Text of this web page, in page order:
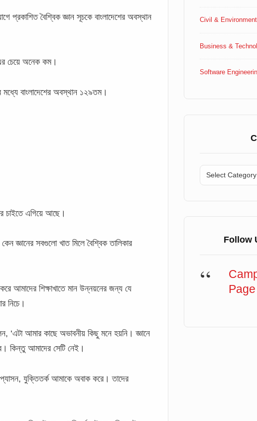
প্রকাশিত বৈশ্বিক জ্ঞান সূচকে বাংলাদেশের অবস্থান
চেয়ে অনেক কম।
মধ্যে বাংলাদেশের অবস্থান ১২৯তম।
চাইতে এগিয়ে আছে।
জ্ঞানের সবগুলো খাত মিলে বৈশ্বিক তালিকার
আমাদের শিক্ষাখাতে মান উন্নয়নের জন্য যে
নিচে।
‘এটা আমার কাছে অভাবনীয় কিছু মনে হয়নি। জ্ঞানে
কিন্তু আমাদের সেটি নেই।
যুক্তিতর্ক আমাকে অবাক করে। তাদের
Civil &
Business &
Software
Categories
Follow
Page